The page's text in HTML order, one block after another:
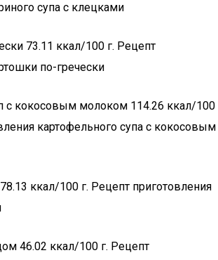
супа с клецками
73.11 ккал/100 г. Рецепт
по-гречески
с кокосовым молоком 114.26 ккал/100
картофельного супа с кокосовым
ккал/100 г. Рецепт приготовления
46.02 ккал/100 г. Рецепт